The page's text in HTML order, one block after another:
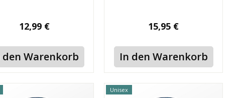
12,99 €
den Warenkorb
15,95 €
In den Warenkorb
Unisex